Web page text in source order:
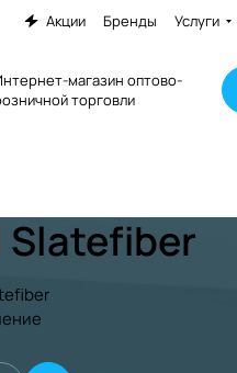
Акции Бренды Услуги
магазин оптово-
торговли
Slatefiber